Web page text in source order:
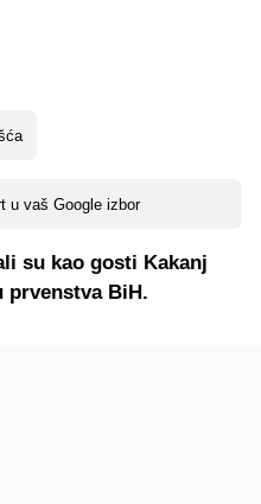
u vaš Google izbor
su kao gosti Kakanj
prvenstva BiH.